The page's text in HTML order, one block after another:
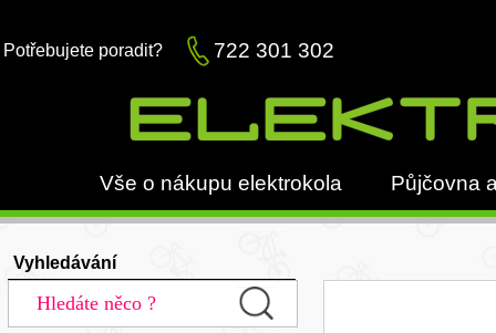
Potřebujete poradit? 722 301 302
Vše o nákupu elektrokola Půjčovna
Vyhledávání